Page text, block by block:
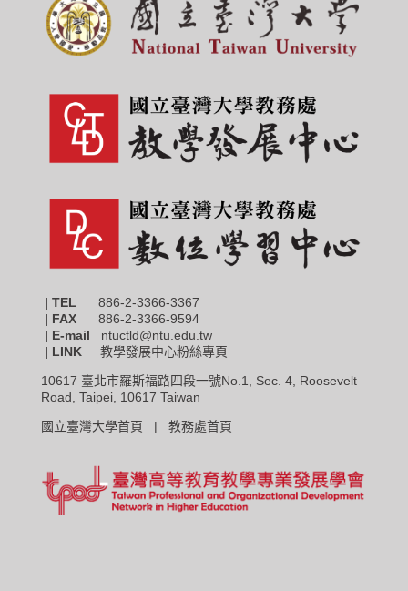
| TEL 886-2-3366-3367
| FAX
886-2-3366-9594
| E-mail ntuctld@ntu.edu.tw
| LINK 教學發展中心粉絲專頁
10617 臺北市羅斯福路四段一號No.1, Sec. 4, Roosevelt
Road, Taipei, 10617 Taiwan
國立臺灣大學首頁 | 教務處首頁